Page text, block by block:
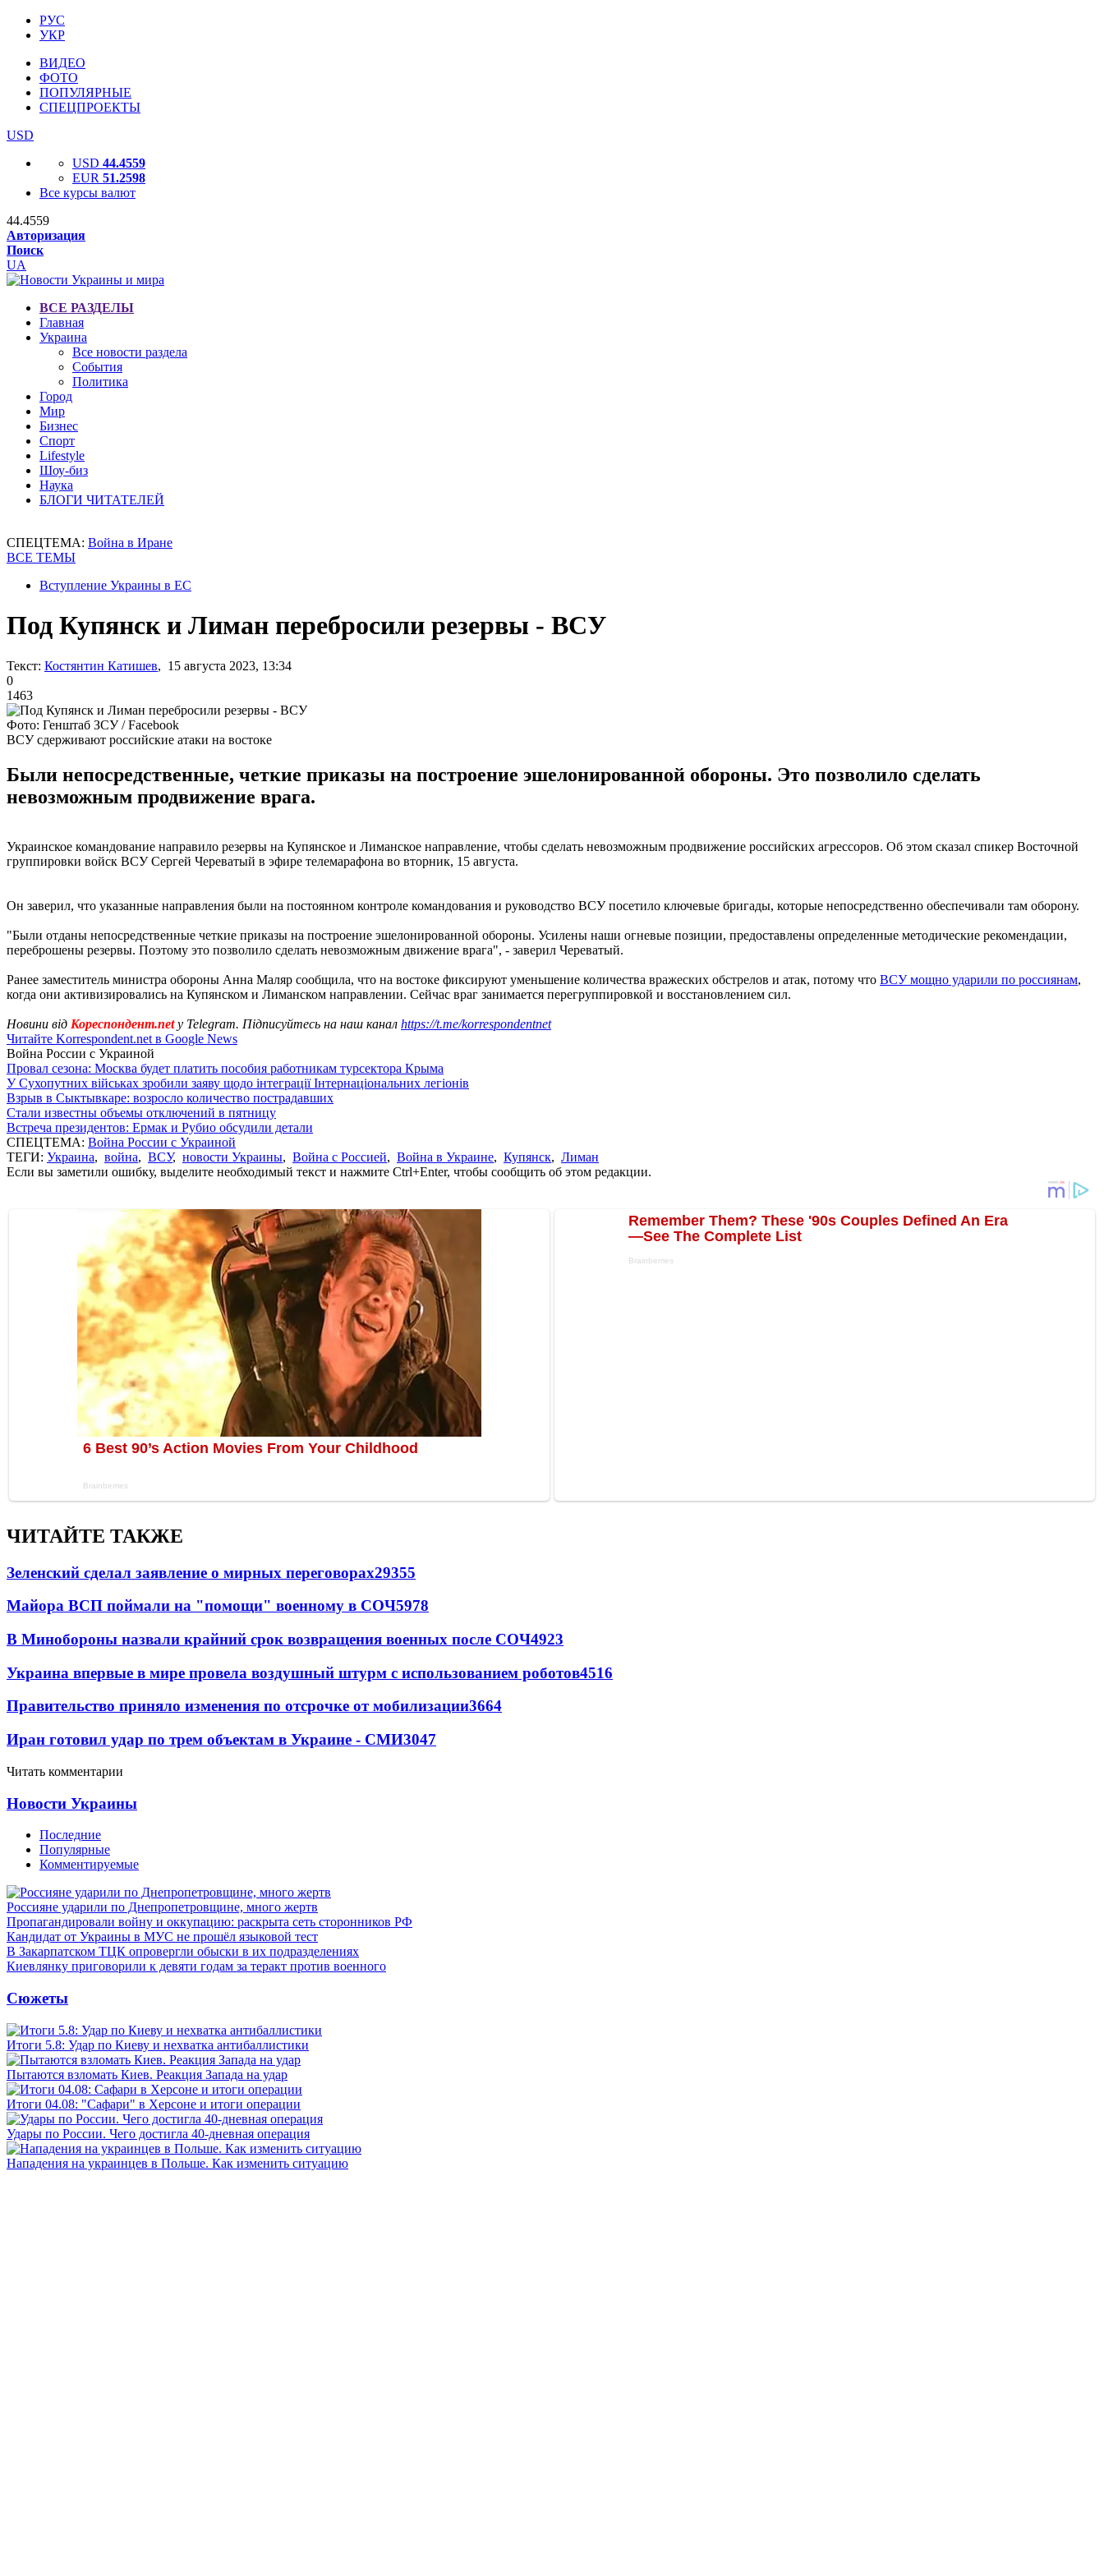
РУС
УКР
ВИДЕО
ФОТО
ПОПУЛЯРНЫЕ
СПЕЦПРОЕКТЫ
USD
USD 44.4559
EUR 51.2598
Все курсы валют
44.4559
Авторизация
Поиск
UA
ВСЕ РАЗДЕЛЫ
Главная
Украина
Все новости раздела
События
Политика
Город
Мир
Бизнес
Спорт
Lifestyle
Шоу-биз
Наука
БЛОГИ ЧИТАТЕЛЕЙ
СПЕЦТЕМА: Война в Иране
ВСЕ ТЕМЫ
Вступление Украины в ЕС
Под Купянск и Лиман перебросили резервы - ВСУ
Текст: Костянтин Катишев, 15 августа 2023, 13:34
0
1463
Фото: Генштаб ЗСУ / Facebook
ВСУ сдерживают российские атаки на востоке
Были непосредственные, четкие приказы на построение эшелонированной обороны. Это позволило сделать
невозможным продвижение врага.
Украинское командование направило резервы на Купянское и Лиманское направление, чтобы сделать невозможным продвижение российских агрессоров. Об этом сказал спикер Восточной
группировки войск ВСУ Сергей Череватый в эфире телемарафона во вторник, 15 августа.
Он заверил, что указанные направления были на постоянном контроле командования и руководство ВСУ посетило ключевые бригады, которые непосредственно обеспечивали там оборону.
"Были отданы непосредственные четкие приказы на построение эшелонированной обороны. Усилены наши огневые позиции, предоставлены определенные методические рекомендации,
переброшены резервы. Поэтому это позволило сделать невозможным движение врага", - заверил Череватый.
Ранее заместитель министра обороны Анна Маляр сообщила, что на востоке фиксируют уменьшение количества вражеских обстрелов и атак, потому что ВСУ мощно ударили по россиянам,
когда они активизировались на Купянском и Лиманском направлении. Сейчас враг занимается перегруппировкой и восстановлением сил.
Новини від Кореспондент.netу Telegram. Підписуйтесь на наш канал https://t.me/korrespondentnet
Читайте Korrespondent.net в Google News
Война России с Украиной
Провал сезона: Москва будет платить пособия работникам турсектора Крыма
У Сухопутних військах зробили заяву щодо інтеграції Інтернаціональних легіонів
Взрыв в Сыктывкаре: возросло количество пострадавших
Стали известны объемы отключений в пятницу
Встреча президентов: Ермак и Рубио обсудили детали
СПЕЦТЕМА: Война России с Украиной
ТЕГИ: Украина, война, ВСУ, новости Украины, Война с Россией, Война в Украине, Купянск, Лиман
Если вы заметили ошибку, выделите необходимый текст и нажмите Ctrl+Enter, чтобы сообщить об этом редакции.
ЧИТАЙТЕ ТАКЖЕ
Зеленский сделал заявление о мирных переговорах29355
Майора ВСП поймали на "помощи" военному в СОЧ5978
В Минобороны назвали крайний срок возвращения военных после СОЧ4923
Украина впервые в мире провела воздушный штурм с использованием роботов4516
Правительство приняло изменения по отсрочке от мобилизации3664
Иран готовил удар по трем объектам в Украине - СМИ3047
Читать комментарии
Новости Украины
Последние
Популярные
Комментируемые
Россияне ударили по Днепропетровщине, много жертв
Пропагандировали войну и оккупацию: раскрыта сеть сторонников РФ
Кандидат от Украины в МУС не прошёл языковой тест
В Закарпатском ТЦК опровергли обыски в их подразделениях
Киевлянку приговорили к девяти годам за теракт против военного
Сюжеты
Итоги 5.8: Удар по Киеву и нехватка антибаллистики
Пытаются взломать Киев. Реакция Запада на удар
Итоги 04.08: "Сафари" в Херсоне и итоги операции
Удары по России. Чего достигла 40-дневная операция
Нападения на украинцев в Польше. Как изменить ситуацию